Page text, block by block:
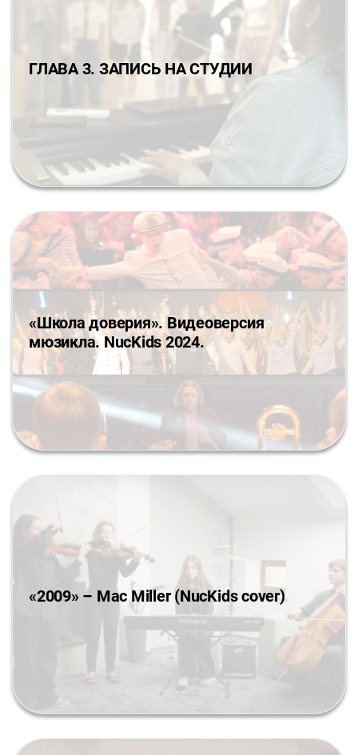
ГЛАВА 3. ЗАПИСЬ НА СТУДИИ
«Школа доверия». Видеоверсия
мюзикла. NucKids 2024.
«2009» – Mac Miller (NucKids cover)